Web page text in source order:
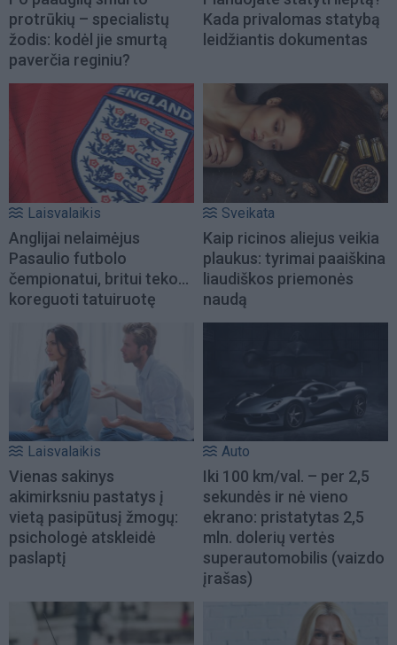
protrūkių – specialistų
žodis: kodėl jie smurtą
paverčia reginiu?
Kada privalomas statybą
leidžiantis dokumentas
Laisvalaikis
Anglijai nelaimėjus
Pasaulio futbolo
čempionatui, britui teko...
koreguoti tatuiruotę
Sveikata
Kaip ricinos aliejus veikia
plaukus: tyrimai paaiškina
liaudiškos priemonės
naudą
Laisvalaikis
Vienas sakinys
akimirksniu pastatys į
vietą pasipūtusį žmogų:
psichologė atskleidė
paslaptį
Auto
Iki 100 km/val. – per 2,5
sekundės ir nė vieno
ekrano: pristatytas 2,5
mln. dolerių vertės
superautomobilis (vaizdo
įrašas)